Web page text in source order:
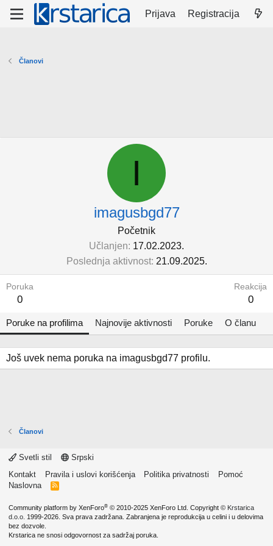
Prijava Registracija
Članovi
I
imagusbgd77
Početnik
Učlanjen 17.02.2023.
Poslednja aktivnost 21.09.2025.
Poruka
0
Reakcija
0
Poruke na profilima Najnovije aktivnosti Poruke O članu
Još uvek nema poruka na imagusbgd77 profilu.
Članovi
Svetli stil
Srpski
Kontakt
Pravila i uslovi korišćenja Politika privatnosti
Pomoć
Naslovna
R
Community platform by XenForo® © 2010-2025 XenForo Ltd. Copyright © Krstarica
d.o.o. 1999-2026. Sva prava zadržana. Zabranjena je reprodukcija u celini i u delovima
bez dozvole.
Krstarica ne snosi odgovornost za sadržaj poruka.